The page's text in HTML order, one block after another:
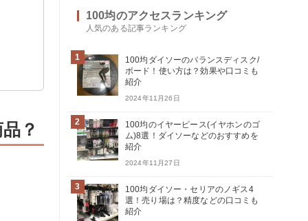
？
100均のアクセスランキング
人気のある記事ランキング
1
100均ダイソーのバランスディスク/
ボード！使い方は？効果や口コミも
紹介
2024年11月26日
2
100均のイヤーピース(イヤホンのゴ
ム)8選！ダイソーなどのおすすめを
紹介
2024年11月27日
3
100均ダイソー・セリアのノギス4
選！売り場は？精度などの口コミも
紹介